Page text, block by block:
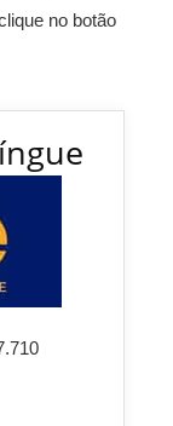
no botão